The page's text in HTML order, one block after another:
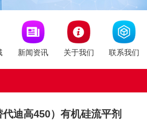
新闻资讯 关于我们 联系我们
迪高450）有机硅流平剂